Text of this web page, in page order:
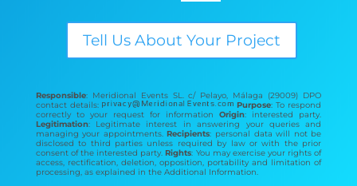
Tell Us About Your Project
Responsible: Meridional Events SL. c/ Pelayo, Málaga (29009) DPO
contact details:
Purpose: To respond
correctly to your request for informationOrigin: interested party.
Legitimation: Legitimate interest in answering your queries and
managing your appointments.Recipients: personal data will not be
disclosed to third parties unless required by law or with the prior
consent of the interested party.Rights: You may exercise your rights of
access, rectification, deletion, opposition, portability and limitation of
processing, as explained in the Additional Information.